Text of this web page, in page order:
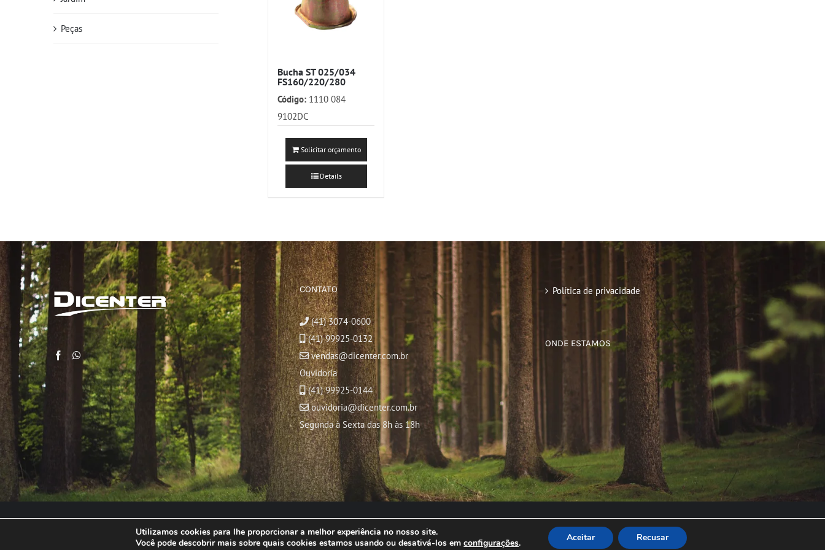
Bucha ST 025/034
FS160/220/280
Código: 1110 084
9102DC
Solicitar orçamento
Details
Peças
CONTATO
(41) 3074-0600
(41) 99925-0132
vendas@dicenter.com.br
Ouvidoria
(41) 99925-0144
ouvidoria@dicenter.com.br
Segunda à Sexta das 8h às 18h
Política de privacidade
ONDE ESTAMOS
© Copyright2026 | Todos os direitos reservados
Utilizamos cookies para lhe proporcionar a melhor experiência no nosso site.
Você pode descobrir mais sobre quais cookies estamos usando ou desativá-los emconfigurações. Aceitar Recusar